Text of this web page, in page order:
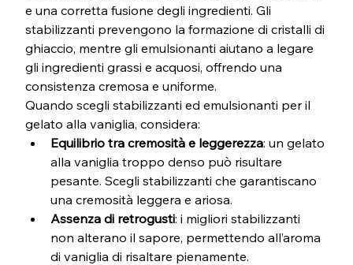
e una corretta fusione degli ingredienti. Gli
stabilizzanti prevengono la formazione di cristalli di
ghiaccio, mentre gli emulsionanti aiutano a legare
gli ingredienti grassi e acquosi, offrendo una
consistenza cremosa e uniforme.
Quando scegli stabilizzanti ed emulsionanti per il
gelato alla vaniglia, considera:
Equilibrio tra cremosità e leggerezza: un gelato
alla vaniglia troppo denso può risultare
pesante. Scegli stabilizzanti che garantiscano
una cremosità leggera e ariosa.
Assenza di retrogusti: i migliori stabilizzanti
non alterano il sapore, permettendo all’aroma
di vaniglia di risaltare pienamente.